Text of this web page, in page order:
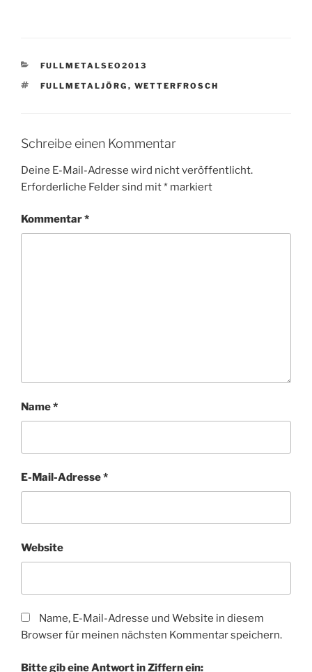
KATEGORIEN
FULLMETALSEO2013
SCHLAGWÖRTER
FULLMETALJÖRG , WETTERFROSCH
Schreibe einen Kommentar
Deine E-Mail-Adresse wird nicht veröffentlicht.
Erforderliche Felder sind mit* markiert
Kommentar*
Name*
E-Mail-Adresse*
Website
Name, E-Mail-Adresse und Website in diesem
Browser für meinen nächsten Kommentar speichern.
Bitte gib eine Antwort in Ziffern ein: